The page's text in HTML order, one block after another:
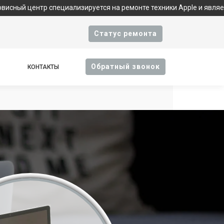
специализируется на ремонте техники Apple и является
Cтатус ремонта
КОНТАКТЫ Oбратный звонок